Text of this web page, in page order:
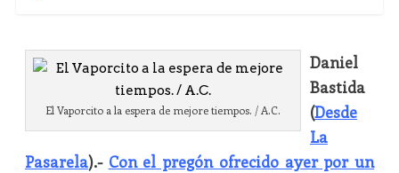
El Vaporcito a la espera de mejore tiempos. / A.C.
Daniel
Bastida
(Desde
La
Pasarela).- Con el pregón ofrecido ayer por un